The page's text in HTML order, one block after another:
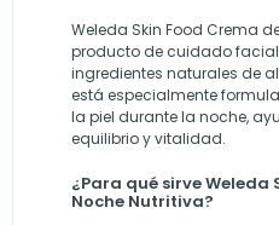
Weleda Skin Food Crema
producto de cuidado
ingredientes naturales de
está especialmente
la piel durante la noche,
equilibrio y vitalidad.
¿Para qué sirve Weleda
Noche Nutritiva?